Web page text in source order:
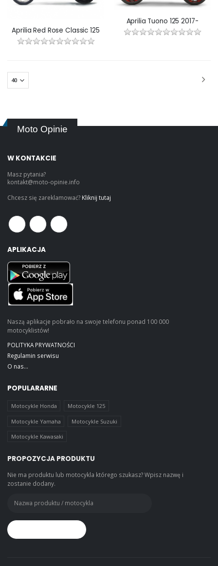
Aprilia Red Rose Classic 125
Aprilia Tuono 125 2017-
Moto Opinie
W KONTAKCIE
Masz pytania?
kontakt@moto-opinie.info
Chcesz się zareklamować? Kliknij tutaj
APLIKACJA
Naszą aplikacje pobrało na swoje telefonu ponad 100 000
motocyklistów!
POLITYKA PRYWATNOŚCI
Regulamin serwisu
O nas...
POPULARARNE
Motocykle Honda Motocykle 125
Motocykle Yamaha Motocykle Suzuki
Motocykle Kawasaki
PROPOZYCJA PRODUKTU
Nie ma produktu lub motocykla którego szukasz? Wpisz nazwę i
zostanie dodany.